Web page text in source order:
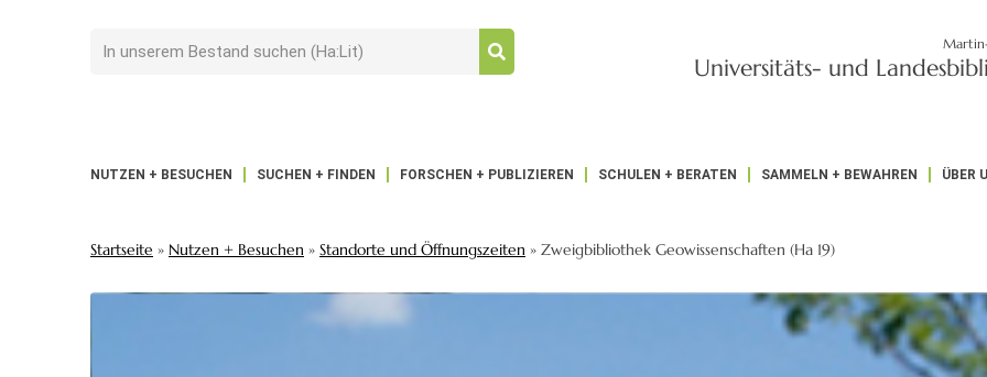
Universitäts- und
NUTZEN + BESUCHEN SUCHEN + FINDEN FORSCHEN + PUBLIZIEREN SCHULEN + BERATEN SAMMELN + BEWAHREN ÜBER
Startseite » Nutzen + Besuchen » Standorte und Öffnungszeiten » Zweigbibliothek Geowissenschaften (Ha 19)